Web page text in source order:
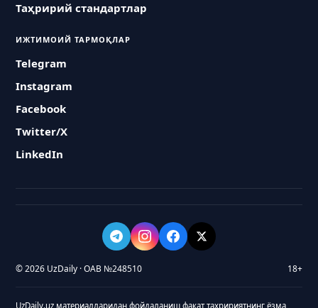
Таҳририй стандартлар
ИЖТИМОИЙ ТАРМОҚЛАР
Telegram
Instagram
Facebook
Twitter/X
LinkedIn
© 2026 UzDaily · ОАВ №248510 18+
UzDaily.uz материалларидан фойдаланиш фақат таҳририятнинг ёзма